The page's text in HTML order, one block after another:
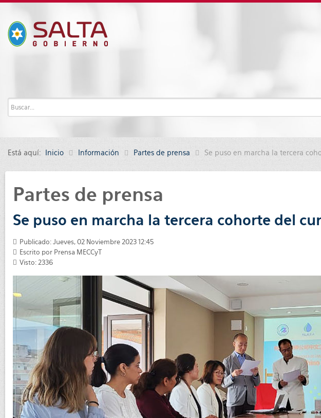
Está aquí: Inicio Información Partes de prensa Se puso en marcha la tercera
Partes de prensa
Se puso en marcha la tercera cohorte del
Publicado: Jueves, 02 Noviembre 2023 12:45
Escrito por Prensa MECCyT
Visto: 2336